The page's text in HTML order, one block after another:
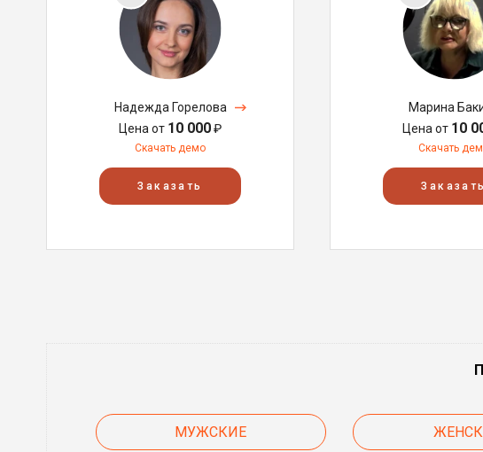
Надежда Горелова
Цена от 10 000₽
Скачать демо
Заказать
Марина
Цена от 10
Скачать
Заказать
МУЖСКИЕ